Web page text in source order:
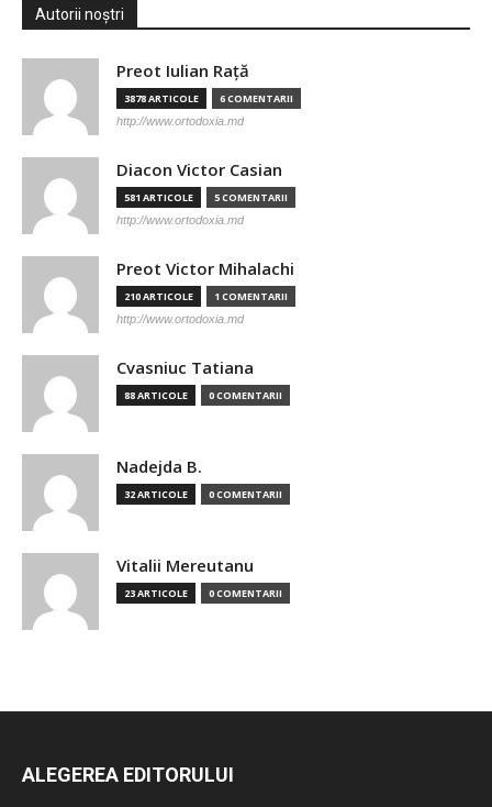
Autorii noștri
Preot Iulian Raţă
3878 ARTICOLE 6 COMENTARII
http://www.ortodoxia.md
Diacon Victor Casian
581 ARTICOLE 5 COMENTARII
http://www.ortodoxia.md
Preot Victor Mihalachi
210 ARTICOLE 1 COMENTARII
http://www.ortodoxia.md
Cvasniuc Tatiana
88 ARTICOLE 0 COMENTARII
Nadejda B.
32 ARTICOLE 0 COMENTARII
Vitalii Mereutanu
23 ARTICOLE 0 COMENTARII
ALEGEREA EDITORULUI